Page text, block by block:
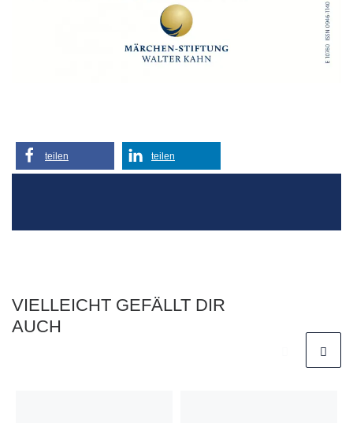
teilen teilen
VIELLEICHT GEFÄLLT DIR
AUCH